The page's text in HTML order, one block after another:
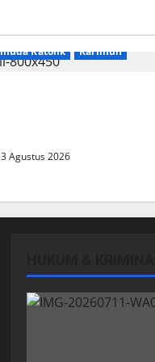
Katolik
Karimun
3 Agustus 2026